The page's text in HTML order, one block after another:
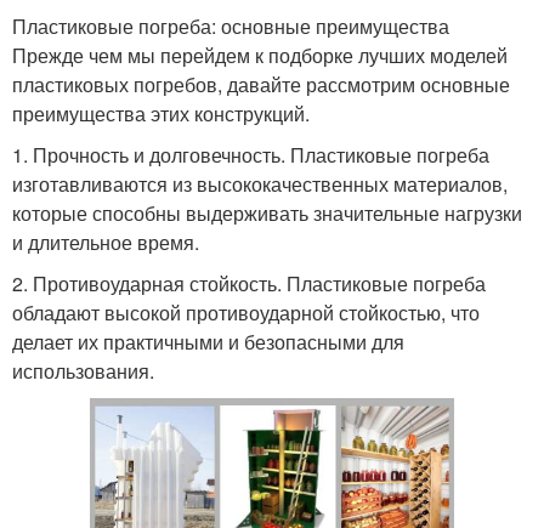
Пластиковые погреба: основные преимущества
Прежде чем мы перейдем к подборке лучших моделей
пластиковых погребов, давайте рассмотрим основные
преимущества этих конструкций.
1. Прочность и долговечность. Пластиковые погреба
изготавливаются из высококачественных материалов,
которые способны выдерживать значительные нагрузки
и длительное время.
2. Противоударная стойкость. Пластиковые погреба
обладают высокой противоударной стойкостью, что
делает их практичными и безопасными для
использования.